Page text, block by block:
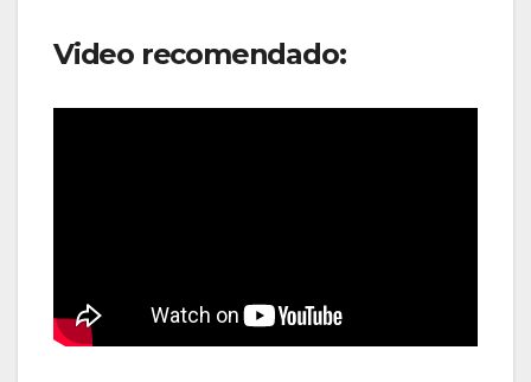
Video recomendado: